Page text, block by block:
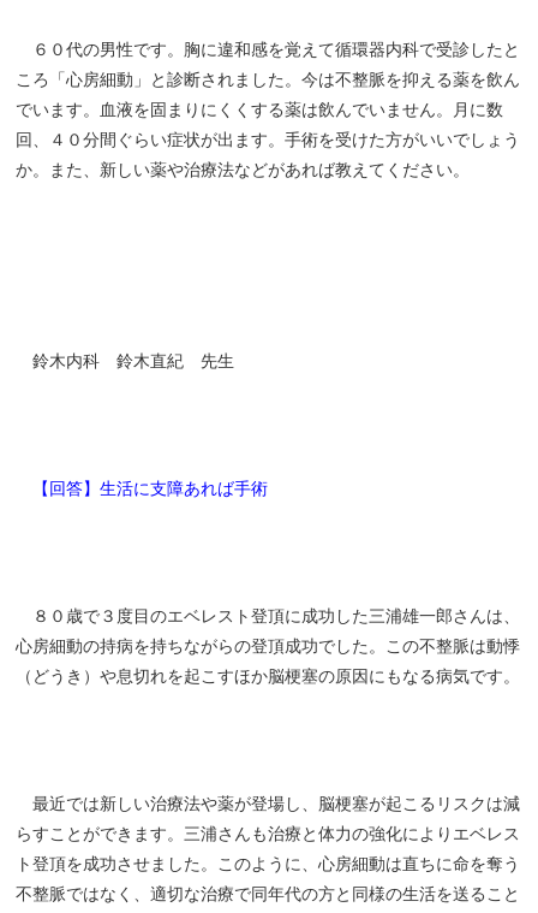
６０代の男性です。胸に違和感を覚えて循環器内科で受診したと
ころ「心房細動」と診断されました。今は不整脈を抑える薬を飲ん
でいます。血液を固まりにくくする薬は飲んでいません。月に数
回、４０分間ぐらい症状が出ます。手術を受けた方がいいでしょう
か。また、新しい薬や治療法などがあれば教えてください。
鈴木内科 鈴木直紀 先生
【回答】生活に支障あれば手術
８０歳で３度目のエベレスト登頂に成功した三浦雄一郎さんは、
心房細動の持病を持ちながらの登頂成功でした。この不整脈は動悸
（どうき）や息切れを起こすほか脳梗塞の原因にもなる病気です。
最近では新しい治療法や薬が登場し、脳梗塞が起こるリスクは減
らすことができます。三浦さんも治療と体力の強化によりエベレス
ト登頂を成功させました。このように、心房細動は直ちに命を奪う
不整脈ではなく、適切な治療で同年代の方と同様の生活を送ること